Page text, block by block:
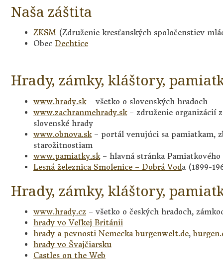
Naša záštita
ZKSM (Združenie kresťanských spoločenstiev
Obec Dechtice
Hrady, zámky, kláštory,
www.hrady.sk– všetko o slovenských hradoch
www.zachranmehrady.sk– združenie organizácií
slovenské hrady
www.obnova.sk– portál venujúci sa pamiatkam,
starožitnostiam
www.pamiatky.sk– hlavná stránka Pamiatkového
Lesná železnica Smolenice – Dobrá Voda (1899-
Hrady, zámky, kláštory,
www.hrady.cz – všetko o českých hradoch,
hrady vo Veľkej Británii
hrady a pevnosti Nemecka burgenwelt.de,
hrady vo Švajčiarsku
Castles on the Web